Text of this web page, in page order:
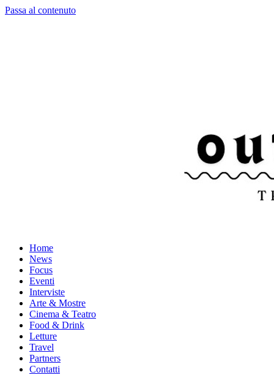
Passa al contenuto
Home
News
Focus
Eventi
Interviste
Arte & Mostre
Cinema & Teatro
Food & Drink
Letture
Travel
Partners
Contatti